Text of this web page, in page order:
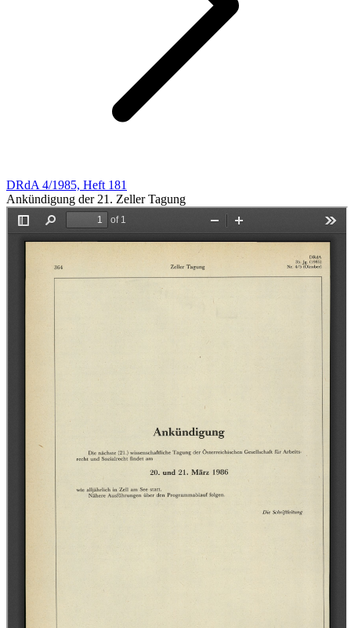
DRdA 4/1985, Heft 181
Ankündigung der 21. Zeller Tagung